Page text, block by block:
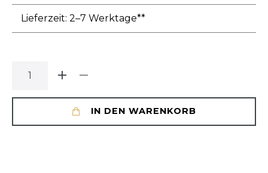
Lieferzeit: 2–7 Werktage**
IN DEN WARENKORB